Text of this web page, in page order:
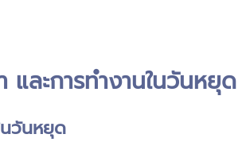
และการทำงานในวันหยุด
นวันหยุด